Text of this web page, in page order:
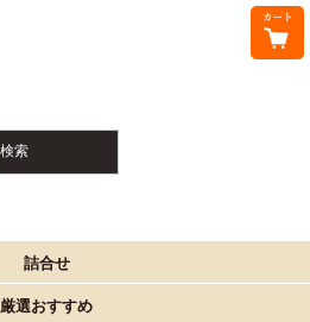
詰合せ
厳選おすすめ